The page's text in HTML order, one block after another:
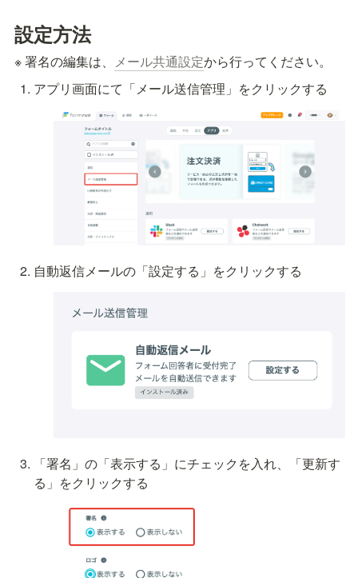
設定方法
※ 署名の編集は、 メール共通設定から行ってください。
アプリ画面にて「メール送信管理」をクリックする
自動返信メールの「設定する」をクリックする
「署名」の「表示する」にチェックを入れ、「更新す
る」をクリックする